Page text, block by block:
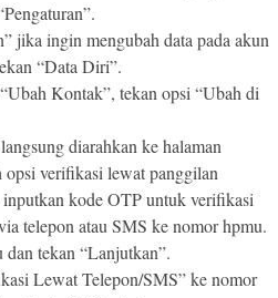
jika ingin mengubah data pada akun
“Data Diri”.
Kontak”, tekan opsi “Ubah di
diarahkan ke halaman
verifikasi lewat panggilan
kode OTP untuk verifikasi
telepon atau SMS ke nomor hpmu.
tekan “Lanjutkan”.
Lewat Telepon/SMS” ke nomor